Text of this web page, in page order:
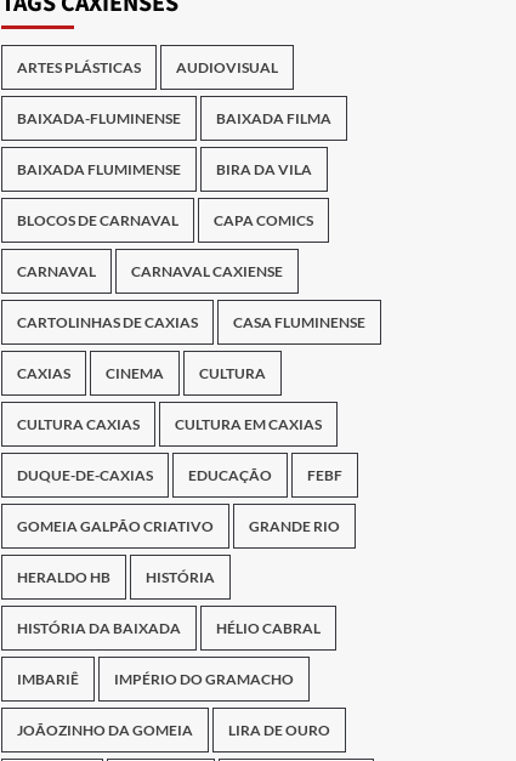
ARTES PLÁSTICAS AUDIOVISUAL
BAIXADA-FLUMINENSE BAIXADA FILMA
BAIXADA FLUMIMENSE BIRA DA VILA
BLOCOS DE CARNAVAL CAPA COMICS
CARNAVAL CARNAVAL CAXIENSE
CARTOLINHAS DE CAXIAS CASA FLUMINENSE
CAXIAS CINEMA CULTURA
CULTURA CAXIAS CULTURA EM CAXIAS
DUQUE-DE-CAXIAS EDUCAÇÃO FEBF
GOMEIA GALPÃO CRIATIVO GRANDE RIO
HERALDO HB HISTÓRIA
HISTÓRIA DA BAIXADA HÉLIO CABRAL
IMBARIÊ IMPÉRIO DO GRAMACHO
JOÃOZINHO DA GOMEIA LIRA DE OURO